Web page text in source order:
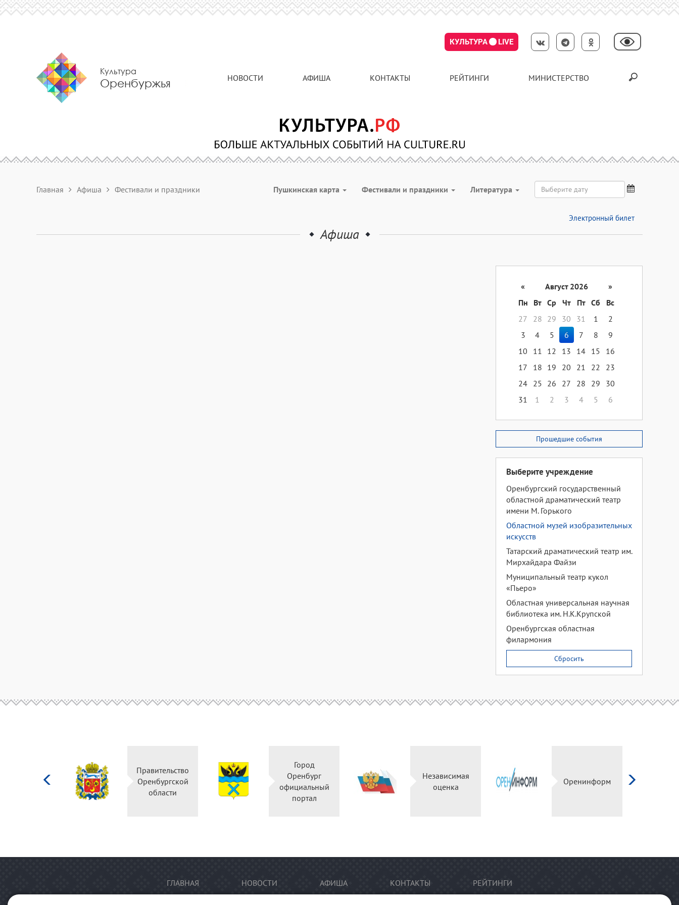
КУЛЬТУРА LIVE
Культура
Оренбуржья НОВОСТИ АФИША КОНТАКТЫ РЕЙТИНГИ МИНИСТЕРСТВО
Главная Афиша Фестивали и праздники Пушкинская карта Фестивали и праздники Литература
Электронный билет
Афиша
« Август 2026
»
Пн
Вт Ср Чт Пт Сб
Вс
27
28 29 30 31 1
2
3
4 5 6 7 8
9
10
11 12 13 14 15
16
17
18 19 20 21 22
23
24 25 26 27 28 29
30
31
1 2 3 4 5 6
Прошедшие события
Выберите учреждение
Оренбургский государственный
областной драматический театр
имени М. Горького
Областной музей изобразительных
искусств
Татарский драматический театр им.
Мирхайдара Файзи
Муниципальный театр кукол
«Пьеро»
Областная универсальная научная
библиотека им. Н.К.Крупской
Оренбургская областная
филармония
Сбросить
Правительство
Оренбургской
области
Город
Оренбург
официальный
портал
Независимая
оценка
Оренинформ
ГЛАВНАЯ НОВОСТИ АФИША КОНТАКТЫ РЕЙТИНГИ